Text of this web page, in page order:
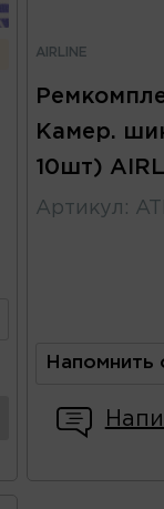
AIRLINE
Камер.
10шт)
Артикул :
Напомнить